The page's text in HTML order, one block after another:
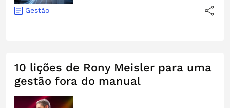
Gestão
10 lições de Rony Meisler para uma
gestão fora do manual